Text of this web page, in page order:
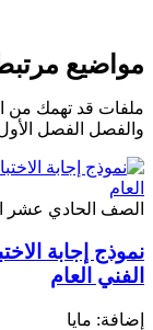
مواضيع
ملفات قد تهمك من
والفصل الفصل الأول
الصف الحادي عشر
نموذج إجابة
الفني العام
إضافة: مايا